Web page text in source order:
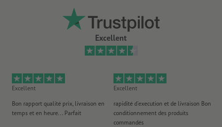
Excellent
Excellent
Bon rapport qualité prix, livraison en
temps et en heure... Parfait
Excellent
rapidité d'execution et de livraison Bon
conditionnement des produits
commandés